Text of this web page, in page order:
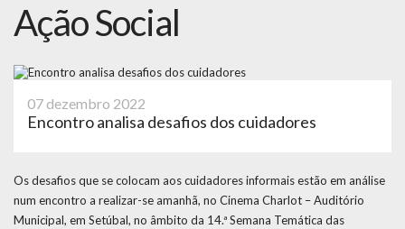
Ação Social
07 dezembro 2022
Encontro analisa desafios dos cuidadores
Os desafios que se colocam aos cuidadores informais estão em análise
num encontro a realizar-se amanhã, no Cinema Charlot – Auditório
Municipal, em Setúbal, no âmbito da 14.ª Semana Temática das